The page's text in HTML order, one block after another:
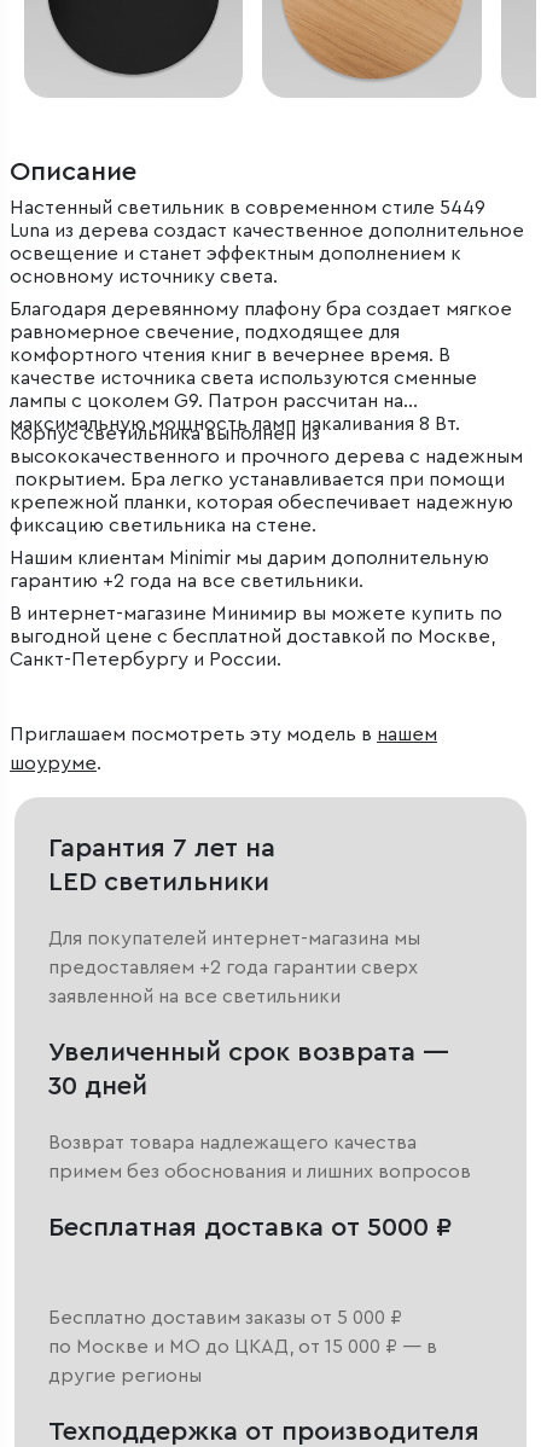
Описание
Настенный светильник в современном стиле 5449
Luna из дерева создаст качественное дополнительное
освещение и станет эффектным дополнением к
основному источнику света.
Благодаря деревянному плафону бра создает мягкое
равномерное свечение, подходящее для
комфортного чтения книг в вечернее время. В
качестве источника света используются сменные
лампы с цоколем G9. Патрон рассчитан на
максимальную мощность ламп накаливания 8 Вт.
Корпус светильника выполнен из
высококачественного и прочного дерева с надежным
покрытием. Бра легко устанавливается при помощи
крепежной планки, которая обеспечивает надежную
фиксацию светильника на стене.
Нашим клиентам Minimir мы дарим дополнительную
гарантию +2 года на все светильники.
В интернет-магазине Минимир вы можете купить по
выгодной цене с бесплатной доставкой по Москве,
Санкт-Петербургу и России.
Приглашаем посмотреть эту модель в нашем
шоуруме.
Гарантия 7 лет на
LED светильники
Для покупателей интернет-магазина мы
предоставляем +2 года гарантии сверх
заявленной на все светильники
Увеличенный срок возврата —
30 дней
Возврат товара надлежащего качества
примем без обоснования и лишних вопросов
Бесплатная доставка от 5000 ₽
Бесплатно доставим заказы от 5 000 ₽
по Москве и МО до ЦКАД, от 15 000 ₽ — в
другие регионы
Техподдержка от производителя